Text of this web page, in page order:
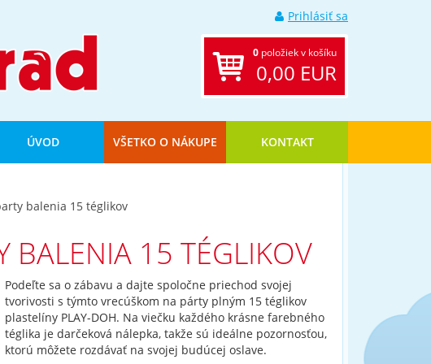
Prihlásiť sa
0 položiek v košíku
0,00 EUR
ÚVOD VŠETKO O NÁKUPE KONTAKT
balenia 15 téglikov
BALENIA 15 TÉGLIKOV
Podeľte sa o zábavu a dajte spoločne priechod svojej
tvorivosti s týmto vrecúškom na párty plným 15 téglikov
plastelíny PLAY-DOH. Na viečku každého krásne farebného
téglika je darčeková nálepka, takže sú ideálne pozornosťou,
ktorú môžete rozdávať na svojej budúcej oslave.